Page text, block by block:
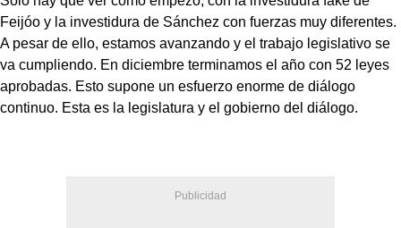
Feijóo y la investidura de Sánchez con fuerzas muy diferentes.
A pesar de ello, estamos avanzando y el trabajo legislativo se
va cumpliendo. En diciembre terminamos el año con 52 leyes
aprobadas. Esto supone un esfuerzo enorme de diálogo
continuo. Esta es la legislatura y el gobierno del diálogo.